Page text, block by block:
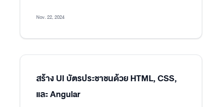
Nov. 22, 2024
สร้าง UI บัตรประชาชนด้วย HTML, CSS,
และ Angular